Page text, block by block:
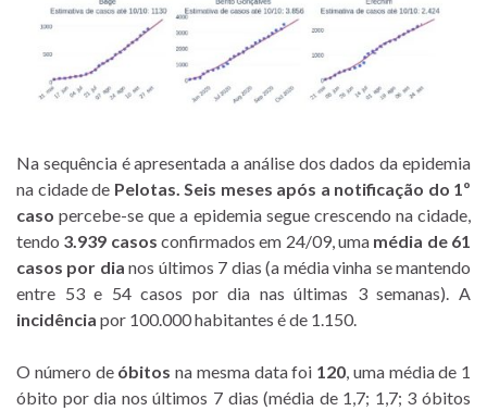
Na sequência é apresentada a análise dos dados da epidemia
na cidade de Pelotas. Seis meses após a notificação do 1º
casopercebe-se que a epidemia segue crescendo na cidade,
tendo 3.939 casos confirmados em 24/09, uma média de 61
casos por dianos últimos 7 dias (a média vinha se mantendo
entre 53 e 54 casos por dia nas últimas 3 semanas). A
incidência por 100.000 habitantes é de 1.150.
O número de óbitos na mesma data foi 120 , uma média de 1
óbito por dia nos últimos 7 dias (média de 1,7; 1,7; 3 óbitos